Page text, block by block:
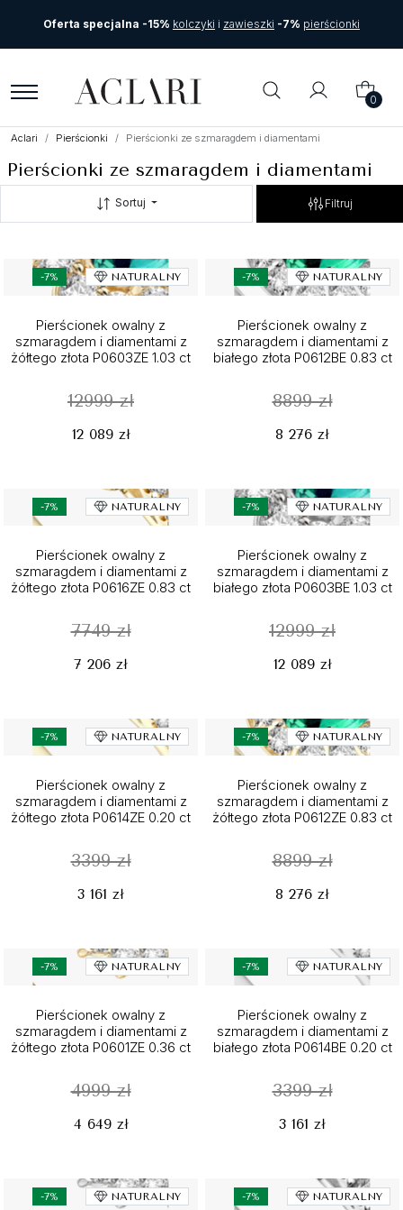
Oferta specjalna -15% kolczyki i zawieszki -7% pierścionki
0
Aclari Pierścionki Pierścionki ze szmaragdem i diamentami
Pierścionki ze szmaragdem i diamentami
Sortuj Filtruj
-7% NATURALNY
Pierścionek owalny z
szmaragdem i diamentami z
żółtego złota P0603ZE 1.03 ct
12999 zł
12 089 zł
-7% NATURALNY
Pierścionek owalny z
szmaragdem i diamentami z
białego złota P0612BE 0.83 ct
8899 zł
8 276 zł
-7% NATURALNY
Pierścionek owalny z
szmaragdem i diamentami z
żółtego złota P0616ZE 0.83 ct
7749 zł
7 206 zł
-7% NATURALNY
Pierścionek owalny z
szmaragdem i diamentami z
białego złota P0603BE 1.03 ct
12999 zł
12 089 zł
-7% NATURALNY
Pierścionek owalny z
szmaragdem i diamentami z
żółtego złota P0614ZE 0.20 ct
3399 zł
3 161 zł
-7% NATURALNY
Pierścionek owalny z
szmaragdem i diamentami z
żółtego złota P0612ZE 0.83 ct
8899 zł
8 276 zł
-7% NATURALNY
Pierścionek owalny z
szmaragdem i diamentami z
żółtego złota P0601ZE 0.36 ct
4999 zł
4 649 zł
-7% NATURALNY
Pierścionek owalny z
szmaragdem i diamentami z
białego złota P0614BE 0.20 ct
3399 zł
3 161 zł
-7% NATURALNY -7% NATURALNY